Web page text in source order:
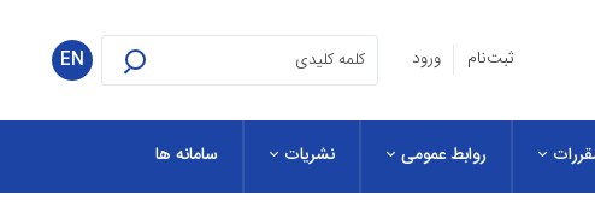
ثبت‌نام ورود EN
روابط عمومی نشریات سامانه ها